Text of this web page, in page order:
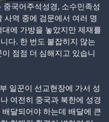
국어주석성경, 소수민족성
사역 중에 검문에서 여러 명
에 가방을 놓았지만 제재를
다. 한 번도 붙잡히지 않는
점점 더 심해지고 있습니
일꾼이 선교현장에 가서 성
여전히 중국과 북한에 성경
달되어야 하는데 배달에 큰